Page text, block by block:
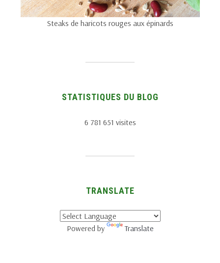
Steaks de haricots rouges aux épinards
STATISTIQUES DU BLOG
6 781 651 visites
TRANSLATE
Powered by Translate